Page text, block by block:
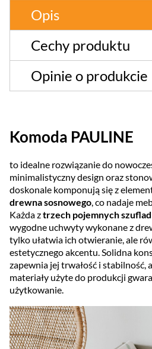
Opis
Cechy produktu
Opinie o produkcie
Komoda PAULINE
to idealne rozwiązanie do
minimalistyczny design oraz
doskonale komponują się z
drewna sosnowego, co nadaje
Każda ztrzech pojemnych szuflad
wygodne uchwyty wykonane z
tylko ułatwia ich otwieranie, ale
estetycznego akcentu. Solidna
zapewnia jej trwałość i stabilność,
materiały użyte do produkcji
użytkowanie.